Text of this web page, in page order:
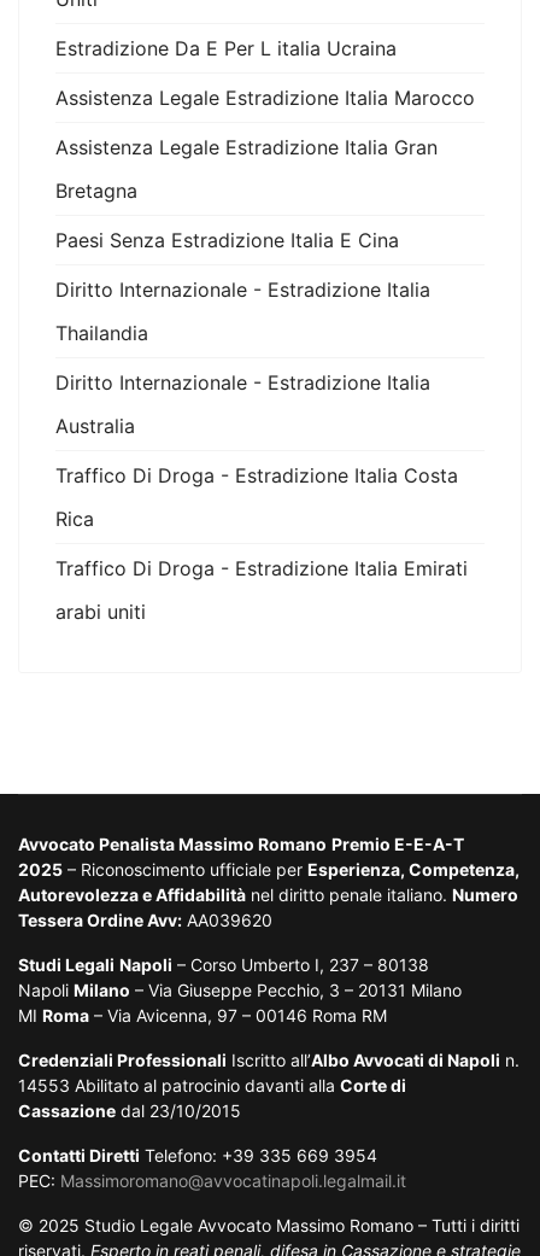
Estradizione Da E Per L italia Ucraina
Assistenza Legale Estradizione Italia Marocco
Assistenza Legale Estradizione Italia Gran
Bretagna
Paesi Senza Estradizione Italia E Cina
Diritto Internazionale - Estradizione Italia
Thailandia
Diritto Internazionale - Estradizione Italia
Australia
Traffico Di Droga - Estradizione Italia Costa
Rica
Traffico Di Droga - Estradizione Italia Emirati
arabi uniti
Avvocato Penalista Massimo Romano Premio E-E-A-T
2025 – Riconoscimento ufficiale per Esperienza, Competenza,
Autorevolezza e Affidabilità nel diritto penale italiano. Numero
Tessera Ordine Avv: AA039620
Studi Legali Napoli – Corso Umberto I, 237 – 80138
Napoli Milano – Via Giuseppe Pecchio, 3 – 20131 Milano
MI Roma – Via Avicenna, 97 – 00146 Roma RM
Credenziali Professionali Iscritto all’Albo Avvocati di Napoli n.
14553 Abilitato al patrocinio davanti alla Corte di
Cassazione dal 23/10/2015
Contatti Diretti Telefono: +39 335 669 3954
PEC: Massimoromano@avvocatinapoli.legalmail.it
© 2025 Studio Legale Avvocato Massimo Romano – Tutti i diritti
riservati. Esperto in reati penali, difesa in Cassazione e strategie